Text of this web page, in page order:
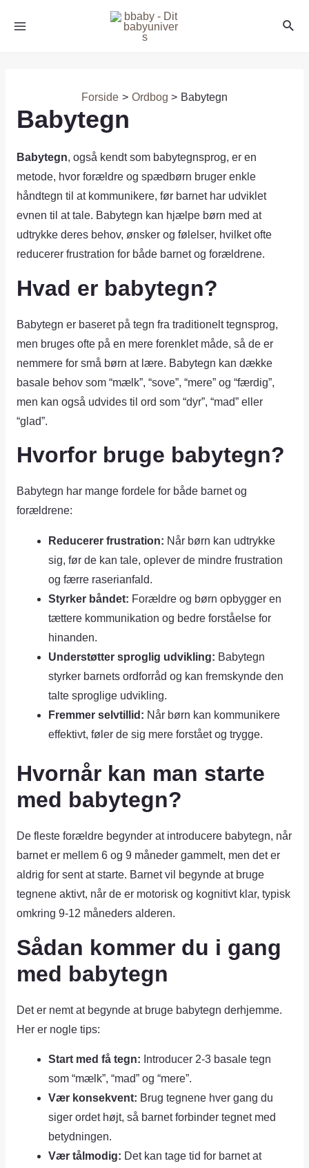
Forside Ordbog Babytegn
Babytegn
Babytegn, også kendt som babytegnsprog, er en
metode, hvor forældre og spædbørn bruger enkle
håndtegn til at kommunikere, før barnet har udviklet
evnen til at tale. Babytegn kan hjælpe børn med at
udtrykke deres behov, ønsker og følelser, hvilket ofte
reducerer frustration for både barnet og forældrene.
Hvad er babytegn?
Babytegn er baseret på tegn fra traditionelt tegnsprog,
men bruges ofte på en mere forenklet måde, så de er
nemmere for små børn at lære. Babytegn kan dække
basale behov som “mælk”, “sove”, “mere” og “færdig”,
men kan også udvides til ord som “dyr”, “mad” eller
“glad”.
Hvorfor bruge babytegn?
Babytegn har mange fordele for både barnet og
forældrene:
Reducerer frustration: Når børn kan udtrykke
sig, før de kan tale, oplever de mindre frustration
og færre raserianfald.
Styrker båndet: Forældre og børn opbygger en
tættere kommunikation og bedre forståelse for
hinanden.
Understøtter sproglig udvikling: Babytegn
styrker barnets ordforråd og kan fremskynde den
talte sproglige udvikling.
Fremmer selvtillid: Når børn kan kommunikere
effektivt, føler de sig mere forstået og trygge.
Hvornår kan man starte
med babytegn?
De fleste forældre begynder at introducere babytegn, når
barnet er mellem 6 og 9 måneder gammelt, men det er
aldrig for sent at starte. Barnet vil begynde at bruge
tegnene aktivt, når de er motorisk og kognitivt klar, typisk
omkring 9-12 måneders alderen.
Sådan kommer du i gang
med babytegn
Det er nemt at begynde at bruge babytegn derhjemme.
Her er nogle tips:
Start med få tegn: Introducer 2-3 basale tegn
som “mælk”, “mad” og “mere”.
Vær konsekvent: Brug tegnene hver gang du
siger ordet højt, så barnet forbinder tegnet med
betydningen.
Vær tålmodig: Det kan tage tid for barnet at